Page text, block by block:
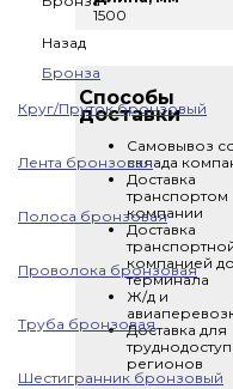
Назад
Бронза
Круг/Пруток бронзовый
Лента бронзовая
Полоса бронзовая
Проволока бронзовая
Труба бронзовая
Шестигранник бронзовый
1500
Способы
доставки
Самовывоз
склада
Доставка
транспортом
компании
Доставка
компанией до
терминала
Ж/д и
Доставка для
регионов